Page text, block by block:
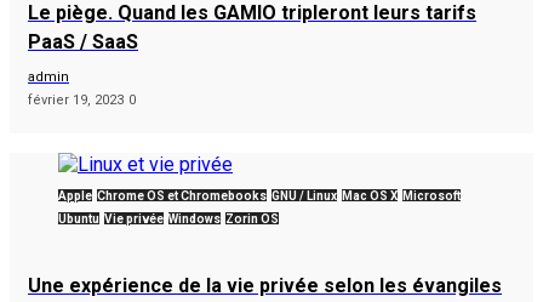
Le piège. Quand les GAMIO tripleront leurs tarifs
PaaS / SaaS
admin
février 19, 2023 0
Apple Chrome OS et Chromebooks GNU / Linux Mac OS X Microsoft
Ubuntu Vie privée Windows Zorin OS
Une expérience de la vie privée selon les évangiles